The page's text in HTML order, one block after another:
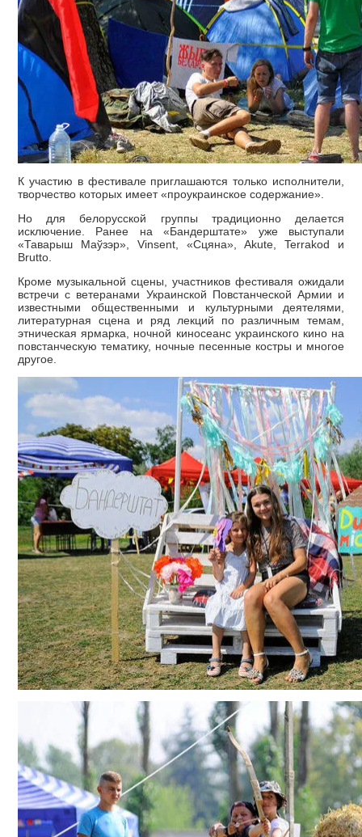
К участию в фестивале приглашаются только исполнители,
творчество которых имеет «проукраинское содержание».
Но для белорусской группы традиционно делается
исключение. Ранее на «Бандерштате» уже выступали
«Таварыш Маўзэр», Vinsent, «Сцяна», Akute, Terrakod и
Brutto.
Кроме музыкальной сцены, участников фестиваля ожидали
встречи с ветеранами Украинской Повстанческой Армии и
известными общественными и культурными деятелями,
литературная сцена и ряд лекций по различным темам,
этническая ярмарка, ночной киносеанс украинского кино на
повстанческую тематику, ночные песенные костры и многое
другое.